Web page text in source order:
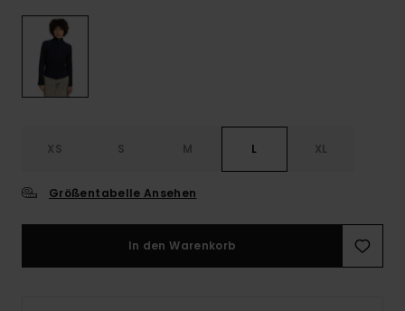
XS S M L XL
Größentabelle Ansehen
In den Warenkorb